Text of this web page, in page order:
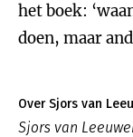
het boek:
doen, maar
Over Sjors van
Sjors van